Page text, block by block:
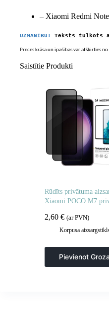
– Xiaomi Redmi
UZMANĪBU! Teksts tulkots
Preces krāsa un īpašības var atšķirties
Saistītie Produkti
Rūdīts privātuma
Xiaomi POCO M7
2,60 € (ar PVN)
Korpusa
Pievienot